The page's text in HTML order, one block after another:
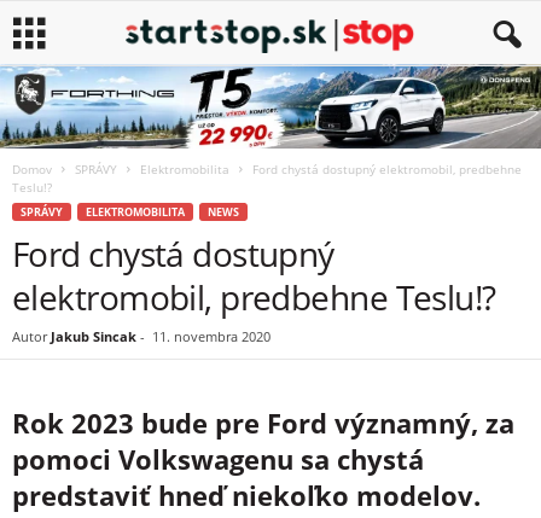
Domov SPRÁVY Elektromobilita
Ford chystá dostupný elektromobil, predbehne
Teslu!?
SPRÁVY ELEKTROMOBILITA NEWS
Ford chystá dostupný
elektromobil, predbehne Teslu!?
Autor Jakub Sincak - 11. novembra 2020
Rok 2023 bude pre Ford významný, za
pomoci Volkswagenu sa chystá
predstaviť hneď niekoľko modelov.